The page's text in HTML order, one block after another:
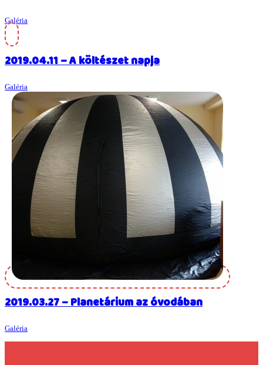
Galéria
2019.04.11 – A költészet napja
Galéria
2019.03.27 – Planetárium az óvodában
Galéria